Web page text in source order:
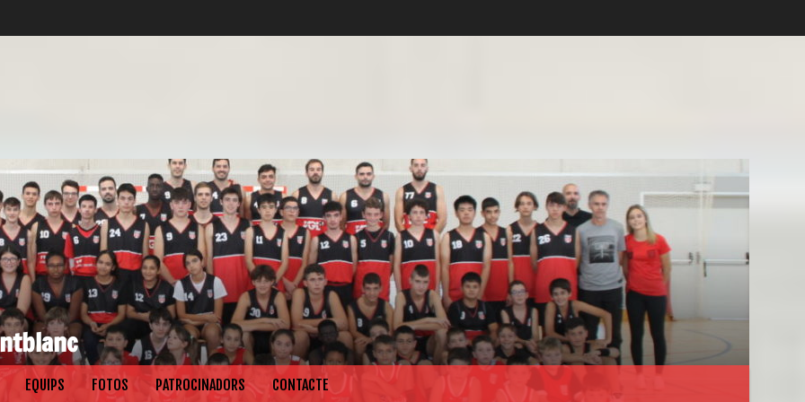
EQUIPS FOTOS PATROCINADORS CONTACTE